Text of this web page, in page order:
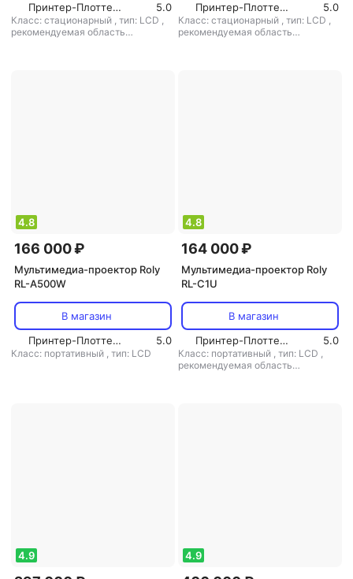
Принтер-Плоттер.ру
5.0
Класс: стационарный , тип: LCD ,
рекомендуемая область
Принтер-Плоттер.ру
5.0
Класс: стационарный , тип: LCD ,
рекомендуемая область
4.8
166 000 ₽
Мультимедиа-проектор Roly
RL-A500W
В магазин
Принтер-Плоттер.ру
5.0
Класс: портативный , тип: LCD
4.8
164 000 ₽
Мультимедиа-проектор Roly
RL-C1U
В магазин
Принтер-Плоттер.ру
5.0
Класс: портативный , тип: LCD ,
рекомендуемая область
4.9 4.9